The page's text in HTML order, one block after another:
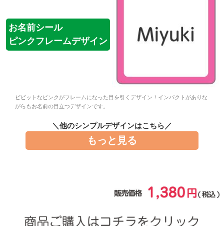
商品ガイド
会社概要
らせ
会員登録
お名前シール
ピンクフレームデザイン
ビビットなピンクがフレームになった目を引くデザイン！インパクトがありな
がらもお名前の目立つデザインです。
＼他のシンプルデザインはこちら／
もっと見る